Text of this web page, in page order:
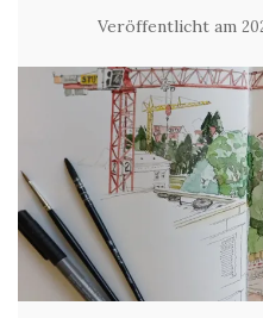
Veröffentlicht am